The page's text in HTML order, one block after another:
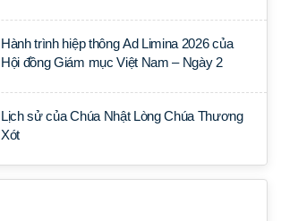
Hành trình hiệp thông Ad Limina 2026 của
Hội đồng Giám mục Việt Nam – Ngày 2
Lịch sử của Chúa Nhật Lòng Chúa Thương
Xót